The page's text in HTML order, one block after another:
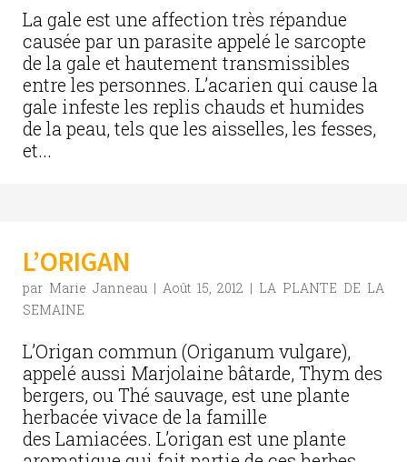
La gale est une affection très répandue
causée par un parasite appelé le sarcopte
de la gale et hautement transmissibles
entre les personnes. L’acarien qui cause la
gale infeste les replis chauds et humides
de la peau, tels que les aisselles, les fesses,
et...
L’ORIGAN
par Marie Janneau| Août 15, 2012 | LA PLANTE DE LA
SEMAINE
L’Origan commun (Origanum vulgare),
appelé aussi Marjolaine bâtarde, Thym des
bergers, ou Thé sauvage, est une plante
herbacée vivace de la famille
des Lamiacées. L’origan est une plante